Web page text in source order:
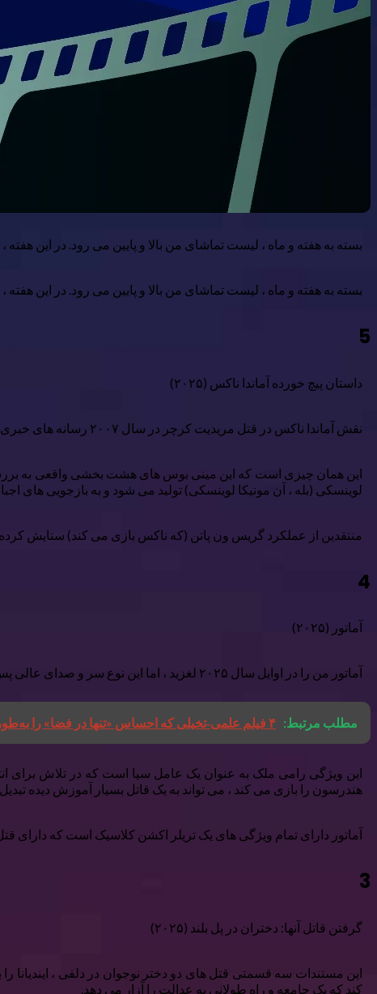
بسته به هفته و ماه ، لیست تماشای من بالا و پایین می رود. در این
بسته به هفته و ماه ، لیست تماشای من بالا و پایین می رود. در این
5
داستان پیچ خورده آماندا ناکس (۲۰۲۵)
نقش آماندا ناکس در قتل مریدیت کرچر در سال ۲۰۰۷ رسانه های خبری جهانی را مجذوب خود کرد. این به پایان نرسید که او (به اشتباه) در کنار دوست پسر آن زمان ، رافائل سولسیتو ، در سال ۲۰۰۹ محکوم شد.
این همان چیزی است که این مینی بوس های هشت بخشی واقعی به بررسی
لوینسکی (بله ، آن مونیکا لوینسکی) تولید می شود و به بازجویی های
منتقدین از عملکرد گریس ون پاتن (که ناکس بازی می کند) ستایش
4
آماتور (۲۰۲۵)
آماتور من را در اوایل سال ۲۰۲۵ لغزید ، اما این نوع سر و صدای عالی پس زمینه من است ، فیلم شنبه عصر هنگام بازی در بازی های تخته یا موارد مشابه.
مطلب مرتبط: ۴ فیلم علمی‑تخیلی که احساس «تنها در فضا» را به‌طور کامل به تصویر می‌کشند
این ویژگی رامی ملک به عنوان یک عامل سیا است که در تلاش
هندرسون را بازی می کند ، می تواند به یک قاتل بسیار آموزش دیده
آماتور دارای تمام ویژگی های یک تریلر اکشن کلاسیک است که
3
گرفتن قاتل آنها: دختران در پل بلند (۲۰۲۵)
این مستندات سه قسمتی قتل های دو دختر نوجوان در دلفی ، ایندیانا
کند که یک جامعه و راه طولانی به عدالت را آزار می دهد.